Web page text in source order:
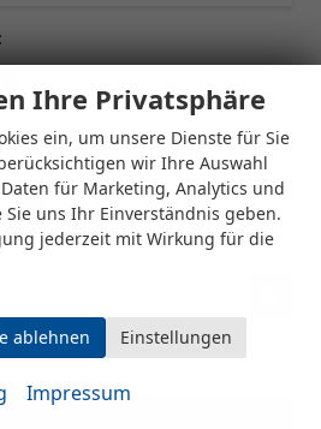
1 2
Ihre Privatsphäre
ein, um unsere Dienste für Sie
wir Ihre Auswahl
für Marketing, Analytics und
uns Ihr Einverständnis geben.
jederzeit mit Wirkung für die
ablehnen Einstellungen
Impressum